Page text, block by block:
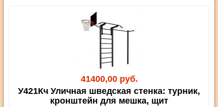
41400,00 руб.
У421Кч Уличная шведская стенка: турник,
кронштейн для мешка, щит